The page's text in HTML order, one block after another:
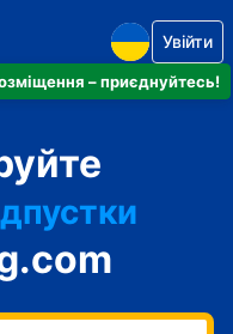
– приєднуйтесь!
Увійти
і